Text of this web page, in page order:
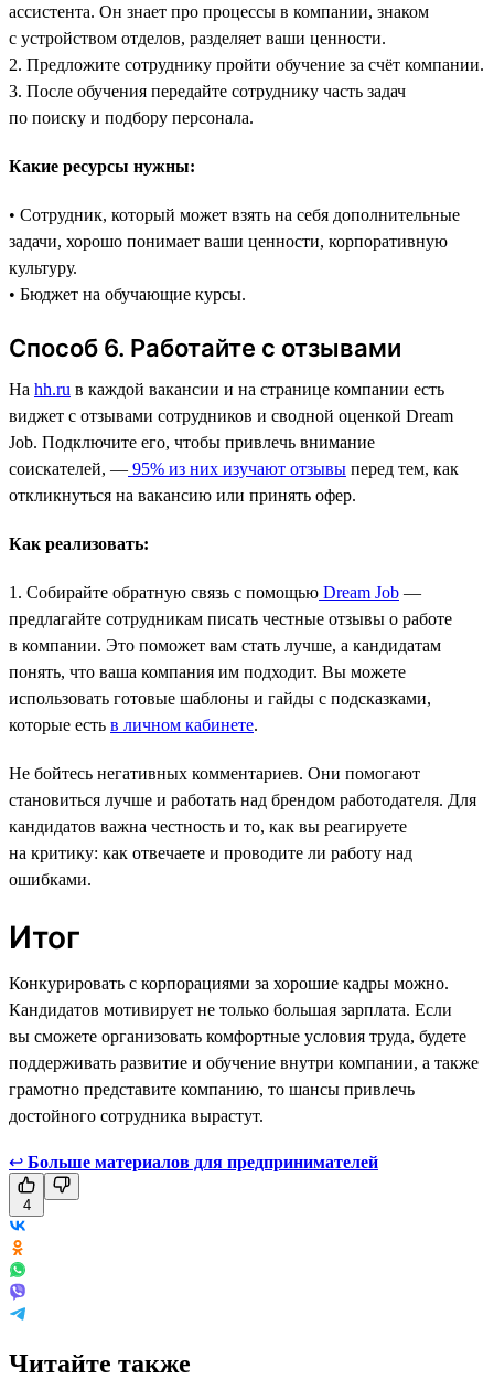
ассистента. Он знает про процессы в компании, знаком
с устройством отделов, разделяет ваши ценности.
2. Предложите сотруднику пройти обучение за счёт компании.
3. После обучения передайте сотруднику часть задач
по поиску и подбору персонала.
Какие ресурсы нужны:
• Сотрудник, который может взять на себя дополнительные
задачи, хорошо понимает ваши ценности, корпоративную
культуру.
• Бюджет на обучающие курсы.
Способ 6. Работайте с отзывами
На hh.ru в каждой вакансии и на странице компании есть
виджет с отзывами сотрудников и сводной оценкой Dream
Job. Подключите его, чтобы привлечь внимание
соискателей, — 95% из них изучают отзывы перед тем, как
откликнуться на вакансию или принять офер.
Как реализовать:
1. Собирайте обратную связь с помощью Dream Job —
предлагайте сотрудникам писать честные отзывы о работе
в компании. Это поможет вам стать лучше, а кандидатам
понять, что ваша компания им подходит. Вы можете
использовать готовые шаблоны и гайды с подсказками,
которые есть в личном кабинете.
Не бойтесь негативных комментариев. Они помогают
становиться лучше и работать над брендом работодателя. Для
кандидатов важна честность и то, как вы реагируете
на критику: как отвечаете и проводите ли работу над
ошибками.
Итог
Конкурировать с корпорациями за хорошие кадры можно.
Кандидатов мотивирует не только большая зарплата. Если
вы сможете организовать комфортные условия труда, будете
поддерживать развитие и обучение внутри компании, а также
грамотно представите компанию, то шансы привлечь
достойного сотрудника вырастут.
↩ Больше материалов для предпринимателей
4
Читайте также